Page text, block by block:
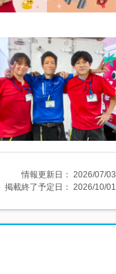
情報更新日： 2026/07/03
掲載終了予定日： 2026/10/01